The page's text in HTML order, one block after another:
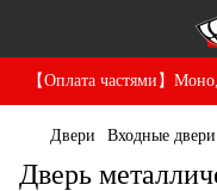
【Оплата частями】
Двери Входные двери
Дверь